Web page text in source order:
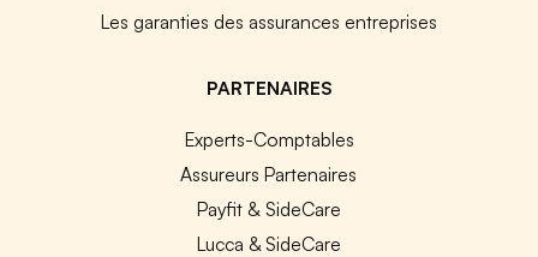
Les garanties des assurances entreprises
PARTENAIRES
Experts-Comptables
Assureurs Partenaires
Payfit & SideCare
Lucca & SideCare